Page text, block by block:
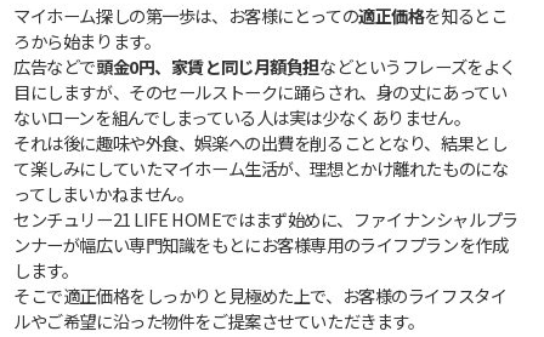
マイホーム探しの第一歩は、お客様にとっての適正価格を知るとこ
ろから始まります。
広告などで頭金0円、家賃と同じ月額負担などというフレーズをよく
目にしますが、そのセールストークに踊らされ、身の丈にあってい
ないローンを組んでしまっている人は実は少なくありません。
それは後に趣味や外食、娯楽への出費を削ることとなり、結果とし
て楽しみにしていたマイホーム生活が、理想とかけ離れたものにな
ってしまいかねません。
センチュリー21 LIFE HOMEではまず始めに、ファイナンシャルプラ
ンナーが幅広い専門知識をもとにお客様専用のライフプランを作成
します。
そこで適正価格をしっかりと見極めた上で、お客様のライフスタイ
ルやご希望に沿った物件をご提案させていただきます。